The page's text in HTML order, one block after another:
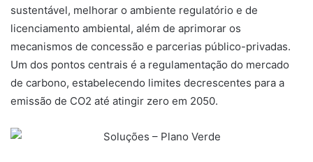
sustentável, melhorar o ambiente regulatório e de
licenciamento ambiental, além de aprimorar os
mecanismos de concessão e parcerias público-privadas.
Um dos pontos centrais é a regulamentação do mercado
de carbono, estabelecendo limites decrescentes para a
emissão de CO2 até atingir zero em 2050.